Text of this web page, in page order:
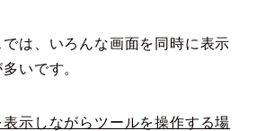
は、いろんな画面を同時に表示
いです。
示しながらツールを操作する場